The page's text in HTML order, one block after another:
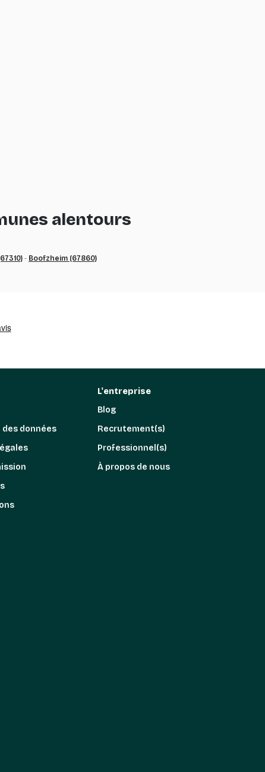
alentours
- Boofzheim (67860)
données
L'entreprise
Blog
Recrutement(s)
Professionnel(s)
À propos de nous